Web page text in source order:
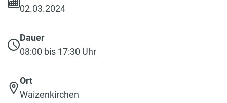
02.03.2024
Dauer
08:00 bis 17:30 Uhr
Ort
Waizenkirchen